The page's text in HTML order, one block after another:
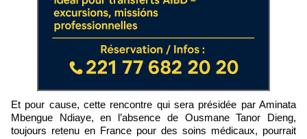
Et pour cause, cette rencontre qui sera présidée par Aminata
Mbengue Ndiaye, en l’absence de Ousmane Tanor Dieng,
toujours retenu en France pour des soins médicaux, pourrait